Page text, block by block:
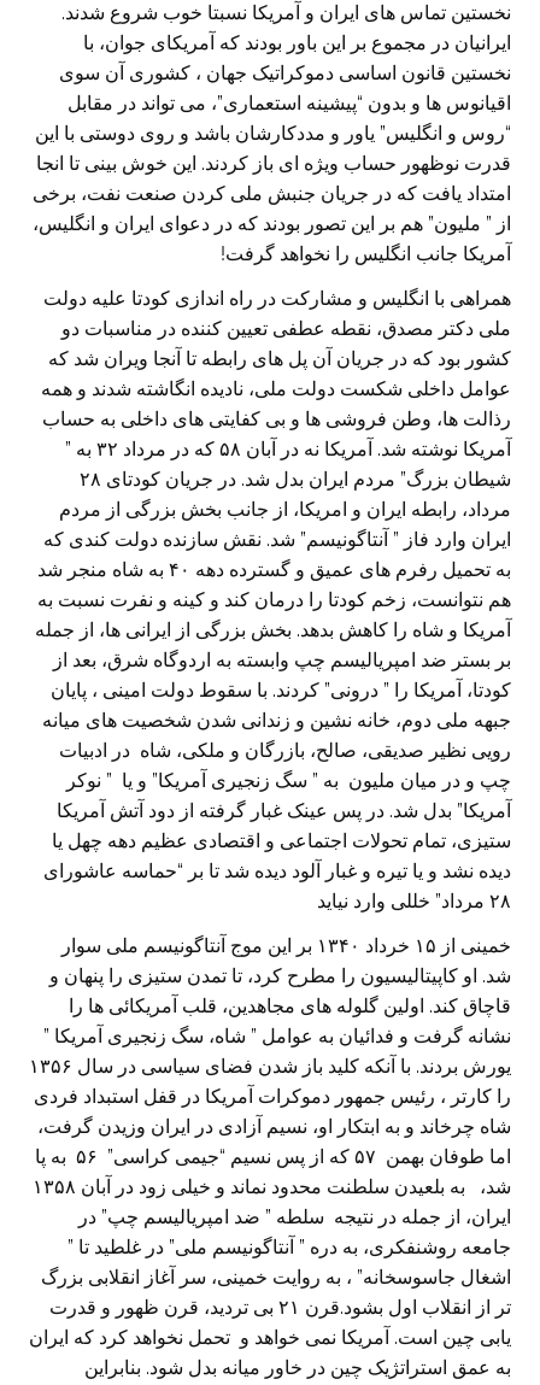
نخستین تماس های ایران و آمریکا نسبتا خوب شروع شدند.
ایرانیان در مجموع بر این باور بودند که آمریکای جوان، با
نخستین قانون اساسی دموکراتیک جهان ، کشوری آن سوی
اقیانوس ها و بدون “پیشینه استعماری”، می تواند در مقابل
“روس و انگلیس” یاور و مددکارشان باشد و روی دوستی با این
قدرت نوظهور حساب ویژه ای باز کردند. این خوش بینی تا انجا
امتداد یافت که در جریان جنبش ملی کردن صنعت نفت، برخی
از ” ملیون” هم بر این تصور بودند که در دعوای ایران و انگلیس،
آمریکا جانب انگلیس را نخواهد گرفت!
همراهی با انگلیس و مشارکت در راه اندازی کودتا علیه دولت
ملی دکتر مصدق، نقطه عطفی تعیین کننده در مناسبات دو
کشور بود که در جریان آن پل های رابطه تا آنجا ویران شد که
عوامل داخلی شکست دولت ملی، نادیده انگاشته شدند و همه
رذالت ها، وطن فروشی ها و بی کفایتی های داخلی به حساب
آمریکا نوشته شد. آمریکا نه در آبان ۵۸ که در مرداد ۳۲ به ”
شیطان بزرگ” مردم ایران بدل شد. در جریان کودتای ۲۸
مرداد، رابطه ایران و امریکا، از جانب بخش بزرگی از مردم
ایران وارد فاز ” آنتاگونیسم” شد. نقش سازنده دولت کندی که
به تحمیل رفرم های عمیق و گسترده دهه ۴۰ به شاه منجر شد
هم نتوانست، زخم کودتا را درمان کند و کینه و نفرت نسبت به
آمریکا و شاه را کاهش بدهد. بخش بزرگی از ایرانی ها، از جمله
بر بستر ضد امپریالیسم چپ وابسته به اردوگاه شرق، بعد از
کودتا، آمریکا را ” درونی” کردند. با سقوط دولت امینی ، پایان
جبهه ملی دوم، خانه نشین و زندانی شدن شخصیت های میانه
رویی نظیر صدیقی، صالح، بازرگان و ملکی، شاه در ادبیات
چپ و در میان ملیون به ” سگ زنجیری آمریکا” و یا ” نوکر
آمریکا” بدل شد. در پس عینک غبار گرفته از دود آتش آمریکا
ستیزی، تمام تحولات اجتماعی و اقتصادی عظیم دهه چهل یا
دیده نشد و یا تیره و غبار آلود دیده شد تا بر “حماسه عاشورای
۲۸ مرداد” خللی وارد نیاید
خمینی از ۱۵ خرداد ۱۳۴۰ بر این موج آنتاگونیسم ملی سوار
شد. او کاپیتالیسیون را مطرح کرد، تا تمدن ستیزی را پنهان و
قاچاق کند. اولین گلوله های مجاهدین، قلب آمریکائی ها را
نشانه گرفت و فدائیان به عوامل ” شاه، سگ زنجیری آمریکا ”
یورش بردند. با آنکه کلید باز شدن فضای سیاسی در سال ۱۳۵۶
را کارتر ، رئیس جمهور دموکرات آمریکا در قفل استبداد فردی
شاه چرخاند و به ابتکار او، نسیم آزادی در ایران وزیدن گرفت،
اما طوفان بهمن ۵۷ که از پس نسیم “جیمی کراسی” ۵۶ به پا
شد، به بلعیدن سلطنت محدود نماند و خیلی زود در آبان ۱۳۵۸
ایران، از جمله در نتیجه سلطه ” ضد امپریالیسم چپ” در
جامعه روشنفکری، به دره ” آنتاگونیسم ملی” در غلطید تا ”
اشغال جاسوسخانه” ، به روایت خمینی، سر آغاز انقلابی بزرگ
تر از انقلاب اول بشود.قرن ۲۱ بی تردید، قرن ظهور و قدرت
یابی چین است. آمریکا نمی خواهد و تحمل نخواهد کرد که ایران
به عمق استراتژیک چین در خاور میانه بدل شود. بنابراین